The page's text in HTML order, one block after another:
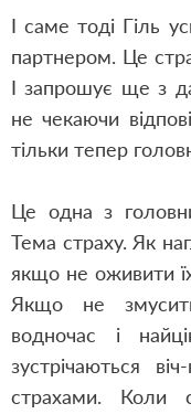
І саме тоді Гіль
партнером. Це
І запрошує ще з
не чекаючи
тільки тепер
Це одна з
Тема страху. Як
якщо не оживити
Якщо не
водночас і
зустрічаються
страхами. Коли